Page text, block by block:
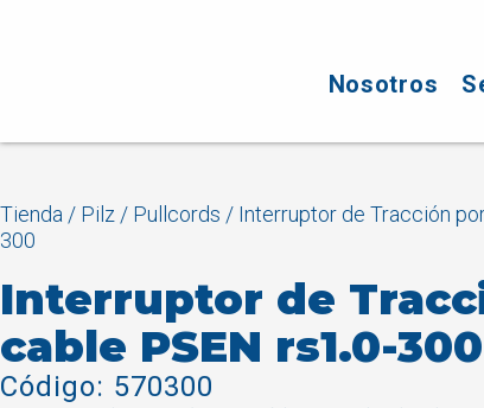
Nosotros
Tienda / Pilz / Pullcords / Interruptor de Tracción
300
Interruptor de
cable PSEN rs1.0-300
Código: 570300